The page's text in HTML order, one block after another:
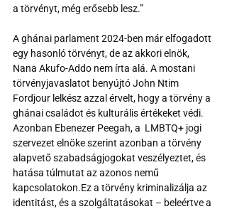
a törvényt, még erősebb lesz.”
A ghánai parlament 2024-ben már elfogadott
egy hasonló törvényt, de az akkori elnök,
Nana Akufo-Addo nem írta alá. A mostani
törvényjavaslatot benyújtó John Ntim
Fordjour lelkész azzal érvelt, hogy a törvény a
ghánai családot és kulturális értékeket védi.
Azonban Ebenezer Peegah, a  LMBTQ+ jogi
szervezet elnöke szerint azonban a törvény
alapvető szabadságjogokat veszélyeztet, és
hatása túlmutat az azonos nemű
kapcsolatokon.Ez a törvény kriminalizálja az
identitást, és a szolgáltatásokat – beleértve a